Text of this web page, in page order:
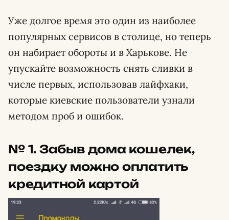
Уже долгое время это один из наиболее
популярных сервисов в столице, но теперь
он набирает обороты и в Харькове. Не
упускайте возможность снять сливки в
числе первых, использовав лайфхаки,
которые киевские пользователи узнали
методом проб и ошибок.
№ 1. Забыв дома кошелек,
поездку можно оплатить
кредитной картой